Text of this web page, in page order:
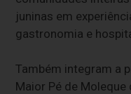
juninas em
gastronomia e
Também integram a
Maior Pé de Moleque